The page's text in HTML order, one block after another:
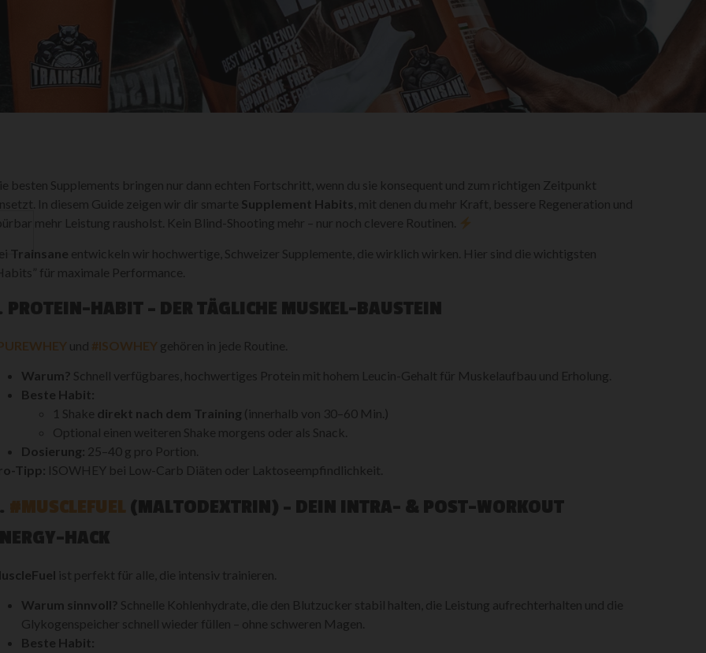
besten Supplements bringen nur dann echten Fortschritt, wenn du sie konsequent und zum richtigen Zeitpunkt
In diesem Guide zeigen wir dir smarte Supplement Habits , mit denen du mehr Kraft, bessere Regeneration und
mehr Leistung rausholst. Kein Blind-Shooting mehr – nur noch clevere Routinen.
Trainsane entwickeln wir hochwertige, Schweizer Supplemente, die wirklich wirken. Hier sind die wichtigsten
für maximale Performance.
PROTEIN-HABIT – DER TÄGLICHE MUSKEL-BAUSTEIN
und #ISOWHEY gehören in jede Routine.
Warum? Schnell verfügbares, hochwertiges Protein mit hohem Leucin-Gehalt für Muskelaufbau und Erholung.
Beste Habit:
1 Shake direkt nach dem Training (innerhalb von 30–60 Min.)
Optional einen weiteren Shake morgens oder als Snack.
Dosierung: 25–40 g pro Portion.
Tipp: ISOWHEY bei Low-Carb Diäten oder Laktoseempfindlichkeit.
#MUSCLEFUEL (MALTODEXTRIN) – DEIN INTRA- & POST-WORKOUT
HACK
ist perfekt für alle, die intensiv trainieren.
Warum sinnvoll? Schnelle Kohlenhydrate, die den Blutzucker stabil halten, die Leistung aufrechterhalten und die
Glykogenspeicher schnell wieder füllen – ohne schweren Magen.
Beste Habit: